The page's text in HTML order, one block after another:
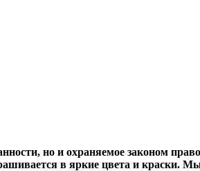
но и охраняемое законом
в яркие цвета и краски.